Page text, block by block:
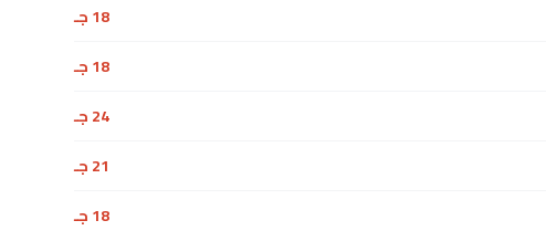
18 جـ
18 جـ
24 جـ
21 جـ
18 جـ